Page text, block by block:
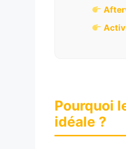
Pourquoi
idéale ?